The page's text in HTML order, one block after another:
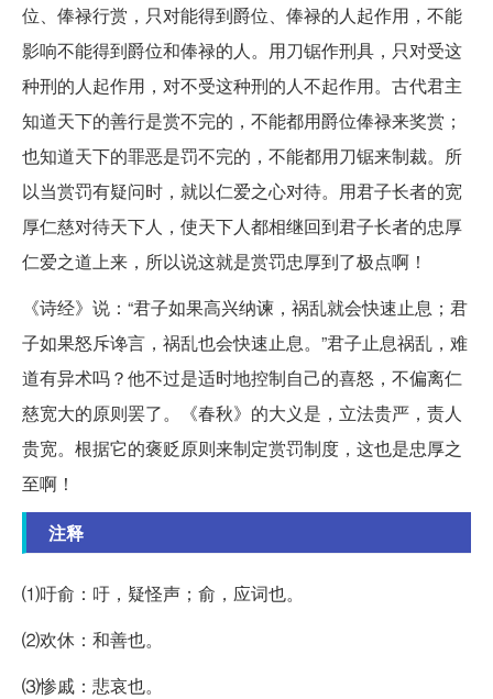
位、俸禄行赏，只对能得到爵位、俸禄的人起作用，不能
影响不能得到爵位和俸禄的人。用刀锯作刑具，只对受这
种刑的人起作用，对不受这种刑的人不起作用。古代君主
知道天下的善行是赏不完的，不能都用爵位俸禄来奖赏；
也知道天下的罪恶是罚不完的，不能都用刀锯来制裁。所
以当赏罚有疑问时，就以仁爱之心对待。用君子长者的宽
厚仁慈对待天下人，使天下人都相继回到君子长者的忠厚
仁爱之道上来，所以说这就是赏罚忠厚到了极点啊！
《诗经》说：“君子如果高兴纳谏，祸乱就会快速止息；君
子如果怒斥谗言，祸乱也会快速止息。”君子止息祸乱，难
道有异术吗？他不过是适时地控制自己的喜怒，不偏离仁
慈宽大的原则罢了。《春秋》的大义是，立法贵严，责人
贵宽。根据它的褒贬原则来制定赏罚制度，这也是忠厚之
至啊！
注释
⑴吁俞：吁，疑怪声；俞，应词也。
⑵欢休：和善也。
⑶惨戚：悲哀也。